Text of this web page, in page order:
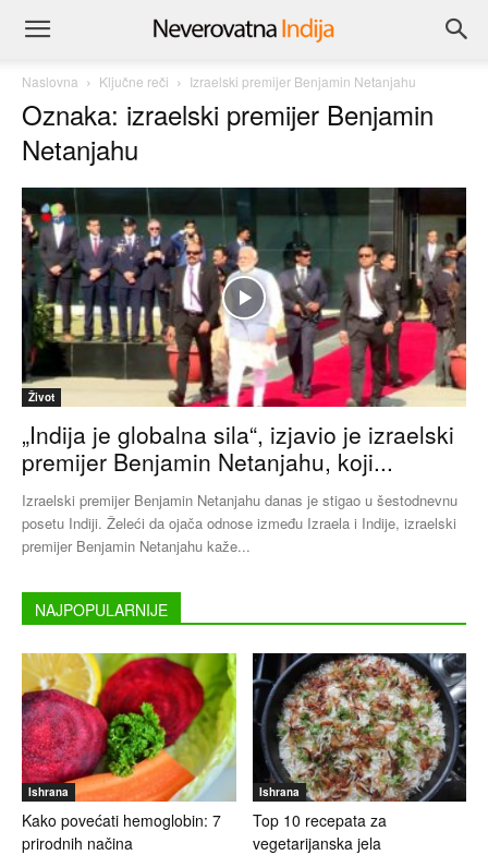
Naslovna Ključne reči Izraelski premijer Benjamin Netanjahu
Oznaka: izraelski premijer Benjamin
Netanjahu
Život
„Indija je globalna sila“, izjavio je izraelski
premijer Benjamin Netanjahu, koji...
Izraelski premijer Benjamin Netanjahu danas je stigao u šestodnevnu
posetu Indiji. Želeći da ojača odnose između Izraela i Indije, izraelski
premijer Benjamin Netanjahu kaže...
NAJPOPULARNIJE
Ishrana
Kako povećati hemoglobin: 7
prirodnih načina
Ishrana
Top 10 recepata za
vegetarijanska jela